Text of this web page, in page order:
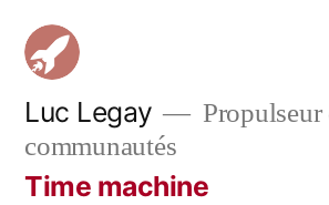
Aller
contenu
Luc Legay
Propulseur
communautés
Time machine